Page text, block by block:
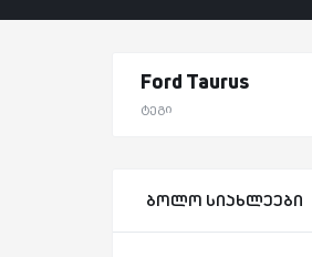
Ford Taurus
ტეგი
ბოლო სიახლეები